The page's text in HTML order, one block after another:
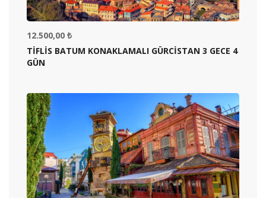
12.500,00 ₺
TİFLİS BATUM KONAKLAMALI GÜRCİSTAN 3 GECE 4
GÜN